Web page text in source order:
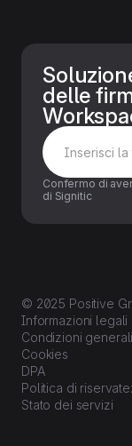
delle
Confermo di
di Signitic
© 2025 Positive
Informazioni legali
Condizioni generali
Cookies
DPA
Politica di
Stato dei servizi